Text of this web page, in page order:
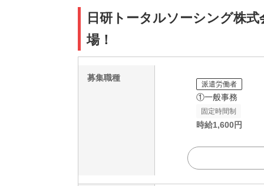
日研トータルソーシング株
場！
募集職種
派遣労働者
①一般事務
固定時間制
時給1,600円